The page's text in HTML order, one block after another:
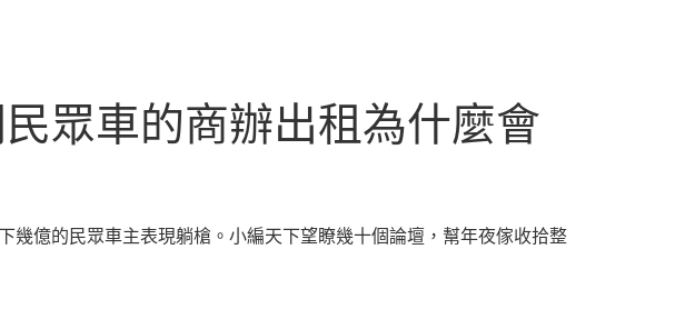
眾車的商辦出租為什麼會
億的民眾車主表現躺槍。小編天下望瞭幾十個論壇，幫年夜傢收拾整